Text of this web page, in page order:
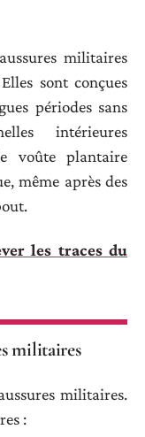
militaires
sont conçues
périodes sans
intérieures
voûte plantaire
même après des
les traces du
militaires
militaires.
: